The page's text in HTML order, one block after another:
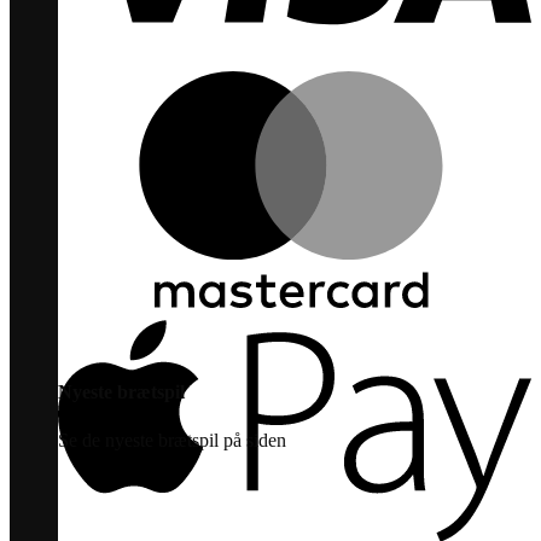
Nyeste brætspil
Se de nyeste brætspil på siden